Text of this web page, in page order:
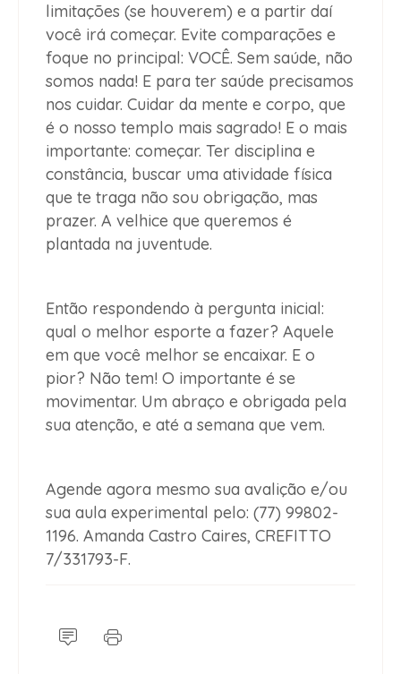
limitações (se houverem) e a partir daí
você irá começar. Evite comparações e
foque no principal: VOCÊ. Sem saúde, não
somos nada! E para ter saúde precisamos
nos cuidar. Cuidar da mente e corpo, que
é o nosso templo mais sagrado! E o mais
importante: começar. Ter disciplina e
constância, buscar uma atividade física
que te traga não sou obrigação, mas
prazer. A velhice que queremos é
plantada na juventude.
Então respondendo à pergunta inicial:
qual o melhor esporte a fazer? Aquele
em que você melhor se encaixar. E o
pior? Não tem! O importante é se
movimentar. Um abraço e obrigada pela
sua atenção, e até a semana que vem.
Agende agora mesmo sua avalição e/ou
sua aula experimental pelo: (77) 99802-
1196. Amanda Castro Caires, CREFITTO
7/331793-F.